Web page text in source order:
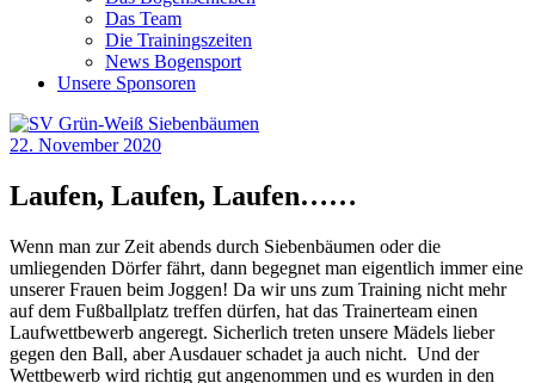
Das Team
Die Trainingszeiten
News Bogensport
Unsere Sponsoren
22. November 2020
Laufen, Laufen, Laufen……
Wenn man zur Zeit abends durch Siebenbäumen oder die
umliegenden Dörfer fährt, dann begegnet man eigentlich immer eine
unserer Frauen beim Joggen! Da wir uns zum Training nicht mehr
auf dem Fußballplatz treffen dürfen, hat das Trainerteam einen
Laufwettbewerb angeregt. Sicherlich treten unsere Mädels lieber
gegen den Ball, aber Ausdauer schadet ja auch nicht. Und der
Wettbewerb wird richtig gut angenommen und es wurden in den